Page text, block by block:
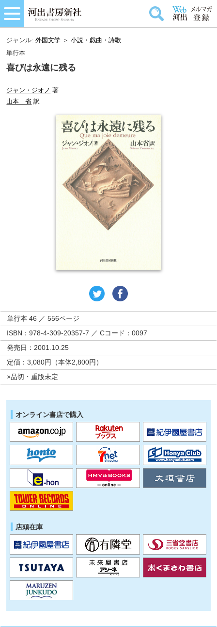
ジャンル:外国文学 ＞小説・戯曲・詩歌
単行本
喜びは永遠に残る
ジャン・ジオノ 著
山本 省 訳
単行本 46 ／ 556ページ
ISBN：978-4-309-20357-7 ／ Cコード：0097
発売日：2001.10.25
定価：3,080円（本体2,800円）
×品切・重版未定
オンライン書店で購入
店頭在庫